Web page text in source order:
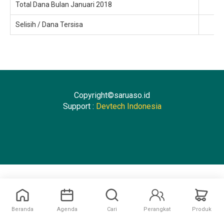
Total Dana Bulan Januari 2018
Selisih / Dana Tersisa
Copyright©saruaso.id
Support : Devtech Indonesia
Beranda Agenda Cari Perangkat Produk